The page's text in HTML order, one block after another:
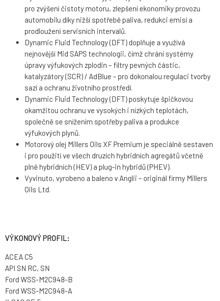
pro zvýšení čistoty motoru, zlepšení ekonomiky provozu
automobilu díky nižší spotřebě paliva, redukci emisí a
prodloužení servisních intervalů.
Dynamic Fluid Technology (DFT) doplňuje a využívá
nejnovější Mid SAPS technologii, čímž chrání systémy
úpravy výfukových zplodin – filtry pevných částic,
katalyzátory (SCR) / AdBlue – pro dokonalou regulaci tvorby
sazí a ochranu životního prostředí.
Dynamic Fluid Technology (DFT) poskytuje špičkovou
okamžitou ochranu ve vysokých i nízkých teplotách,
společně se snížením spotřeby paliva a produkce
výfukových plynů.
Motorový olej Millers Oils XF Premium je speciálně sestaven
i pro použití ve všech druzích hybridních agregátů včetně
plně hybridních (HEV) a plug-in hybridů (PHEV).
Vyvinuto, vyrobeno a baleno v Anglii – originál firmy Millers
Oils Ltd.
VÝKONOVÝ PROFIL:
ACEA C5
API SN RC, SN
Ford WSS-M2C948-B
Ford WSS-M2C948-A